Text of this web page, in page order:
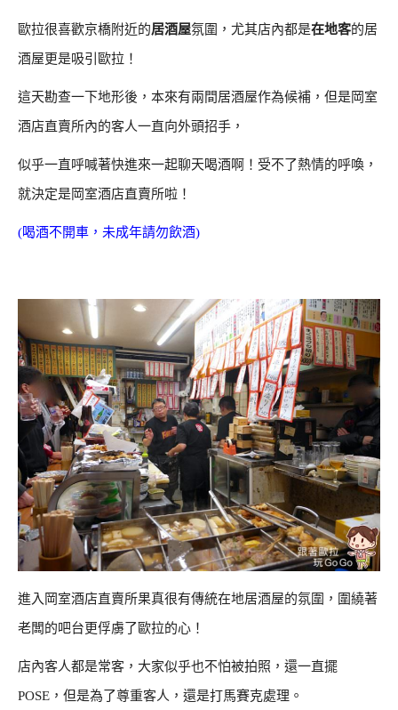
歐拉很喜歡京橋附近的居酒屋氛圍，尤其店內都是在地客的居
酒屋更是吸引歐拉！
這天勘查一下地形後，本來有兩間居酒屋作為候補，但是岡室
酒店直賣所內的客人一直向外頭招手，
似乎一直呼喊著快進來一起聊天喝酒啊！受不了熱情的呼喚，
就決定是岡室酒店直賣所啦！
(喝酒不開車，未成年請勿飲酒)
進入岡室酒店直賣所果真很有傳統在地居酒屋的氛圍，圍繞著
老闆的吧台更俘虜了歐拉的心！
店內客人都是常客，大家似乎也不怕被拍照，還一直擺
POSE，但是為了尊重客人，還是打馬賽克處理。